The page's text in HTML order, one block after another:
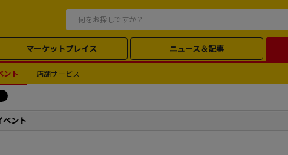
マーケットプレイス ニュース＆記事
ント 店舗サービス
ベント